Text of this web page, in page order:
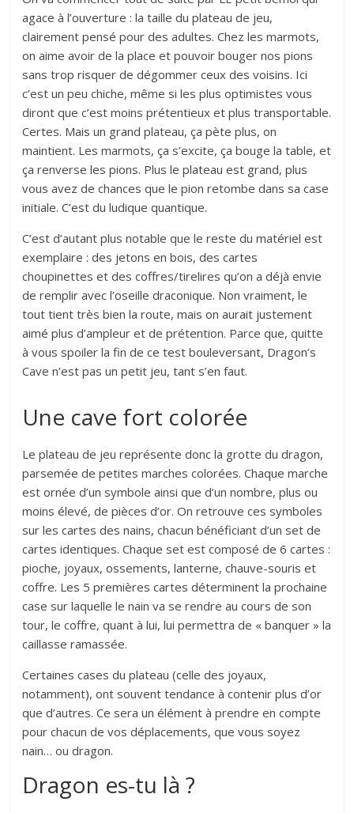
agace à l’ouverture : la taille du plateau de jeu,
clairement pensé pour des adultes. Chez les marmots,
on aime avoir de la place et pouvoir bouger nos pions
sans trop risquer de dégommer ceux des voisins. Ici
c’est un peu chiche, même si les plus optimistes vous
diront que c’est moins prétentieux et plus transportable.
Certes. Mais un grand plateau, ça pète plus, on
maintient. Les marmots, ça s’excite, ça bouge la table, et
ça renverse les pions. Plus le plateau est grand, plus
vous avez de chances que le pion retombe dans sa case
initiale. C’est du ludique quantique.
C’est d’autant plus notable que le reste du matériel est
exemplaire : des jetons en bois, des cartes
choupinettes et des coffres/tirelires qu’on a déjà envie
de remplir avec l’oseille draconique. Non vraiment, le
tout tient très bien la route, mais on aurait justement
aimé plus d’ampleur et de prétention. Parce que, quitte
à vous spoiler la fin de ce test bouleversant, Dragon’s
Cave n’est pas un petit jeu, tant s’en faut.
Une cave fort colorée
Le plateau de jeu représente donc la grotte du dragon,
parsemée de petites marches colorées. Chaque marche
est ornée d’un symbole ainsi que d’un nombre, plus ou
moins élevé, de pièces d’or. On retrouve ces symboles
sur les cartes des nains, chacun bénéficiant d’un set de
cartes identiques. Chaque set est composé de 6 cartes :
pioche, joyaux, ossements, lanterne, chauve-souris et
coffre. Les 5 premières cartes déterminent la prochaine
case sur laquelle le nain va se rendre au cours de son
tour, le coffre, quant à lui, lui permettra de « banquer » la
caillasse ramassée.
Certaines cases du plateau (celle des joyaux,
notamment), ont souvent tendance à contenir plus d’or
que d’autres. Ce sera un élément à prendre en compte
pour chacun de vos déplacements, que vous soyez
nain… ou dragon.
Dragon es-tu là ?